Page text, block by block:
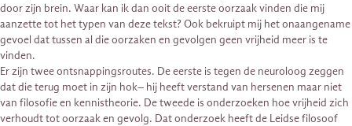
door zijn brein. Waar kan ik dan ooit de eerste oorzaak vinden die mij
aanzette tot het typen van deze tekst? Ook bekruipt mij het onaangename
gevoel dat tussen al die oorzaken en gevolgen geen vrijheid meer is te
vinden.
Er zijn twee ontsnappingsroutes. De eerste is tegen de neuroloog zeggen
dat die terug moet in zijn hok– hij heeft verstand van hersenen maar niet
van filosofie en kennistheorie. De tweede is onderzoeken hoe vrijheid zich
verhoudt tot oorzaak en gevolg. Dat onderzoek heeft de Leidse filosoof